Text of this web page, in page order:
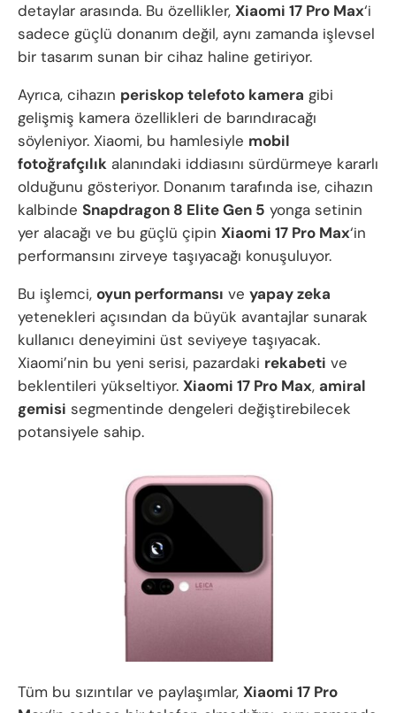
detaylar arasında. Bu özellikler, Xiaomi 17 Pro Max‘i
sadece güçlü donanım değil, aynı zamanda işlevsel
bir tasarım sunan bir cihaz haline getiriyor.
Ayrıca, cihazın periskop telefoto kamera gibi
gelişmiş kamera özellikleri de barındıracağı
söyleniyor. Xiaomi, bu hamlesiyle mobil
fotoğrafçılık alanındaki iddiasını sürdürmeye kararlı
olduğunu gösteriyor. Donanım tarafında ise, cihazın
kalbinde Snapdragon 8 Elite Gen 5 yonga setinin
yer alacağı ve bu güçlü çipin Xiaomi 17 Pro Max‘in
performansını zirveye taşıyacağı konuşuluyor.
Bu işlemci, oyun performansı ve yapay zeka
yetenekleri açısından da büyük avantajlar sunarak
kullanıcı deneyimini üst seviyeye taşıyacak.
Xiaomi’nin bu yeni serisi, pazardaki rekabeti ve
beklentileri yükseltiyor. Xiaomi 17 Pro Max, amiral
gemisi segmentinde dengeleri değiştirebilecek
potansiyele sahip.
Tüm bu sızıntılar ve paylaşımlar, Xiaomi 17 Pro